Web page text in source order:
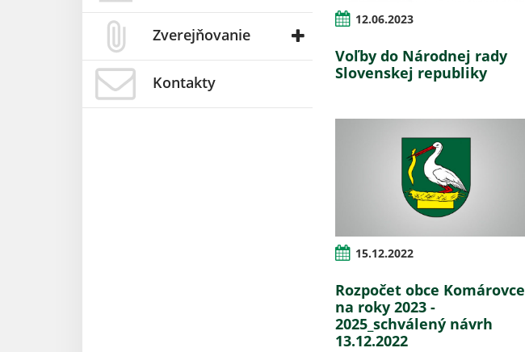
Zverejňovanie
Kontakty
12.06.2023
Voľby do Národnej rady
Slovenskej republiky
15.12.2022
Rozpočet obce Komárovce
na roky 2023 -
2025_schválený návrh
13.12.2022